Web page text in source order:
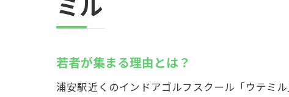
地域
若者が集まる理由とは？
浦安駅近くのインドアゴルフスクール「ウテミ